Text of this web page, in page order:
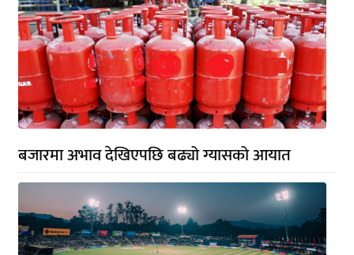
बजारमा अभाव देखिएपछि बढ्यो ग्यासको आयात